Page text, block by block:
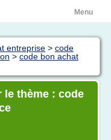
Menu
entreprise > code
> code bon achat
thème : code